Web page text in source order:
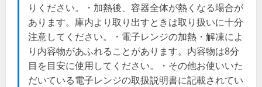
りください。・加熱後、容器全体が熱くなる場合が
あります。庫内より取り出すときは取り扱いに十分
注意してください。・電子レンジの加熱・解凍によ
り内容物があふれることがあります。内容物は8分
目を目安に使用してください。・その他お使いいた
だいている電子レンジの取扱説明書に記載されてい